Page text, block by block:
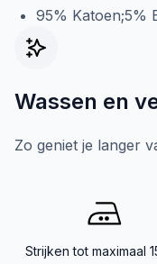
95% Katoen;5%
Wassen en
Zo geniet je langer
Strijken tot maximaal